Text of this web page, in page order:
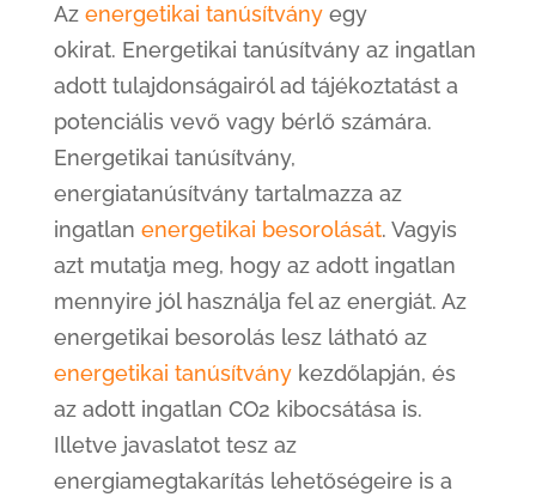
Azenergetikai tanúsítvány egy
okirat. Energetikai tanúsítvány az ingatlan
adott tulajdonságairól ad tájékoztatást a
potenciális vevő vagy bérlő számára.
Energetikai tanúsítvány,
energiatanúsítvány tartalmazza az
ingatlan energetikai besorolását. Vagyis
azt mutatja meg, hogy az adott ingatlan
mennyire jól használja fel az energiát. Az
energetikai besorolás lesz látható az
energetikai tanúsítványkezdőlapján, és
az adott ingatlan CO2 kibocsátása is.
Illetve javaslatot tesz az
energiamegtakarítás lehetőségeire is a